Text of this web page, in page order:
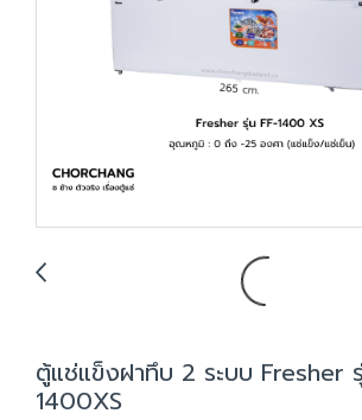
ตู้แช่แข็งฝาทึบ 2 ระบบ Fresher
1400XS